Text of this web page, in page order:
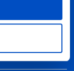
à Zurich en